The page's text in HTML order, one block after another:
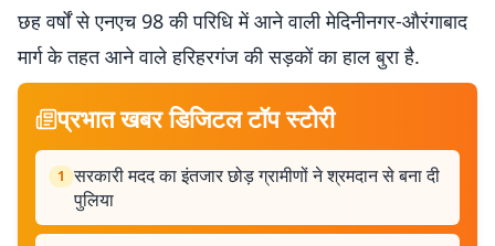
छह वर्षों से एनएच 98 की परिधि में आने वाली मेदिनीनगर-औरंगाबाद
मार्ग के तहत आने वाले हरिहरगंज की सड़कों का हाल बुरा है.
प्रभात खबर डिजिटल टॉप स्टोरी
1 सरकारी मदद का इंतजार छोड़ ग्रामीणों ने श्रमदान से बना दी
पुलिया